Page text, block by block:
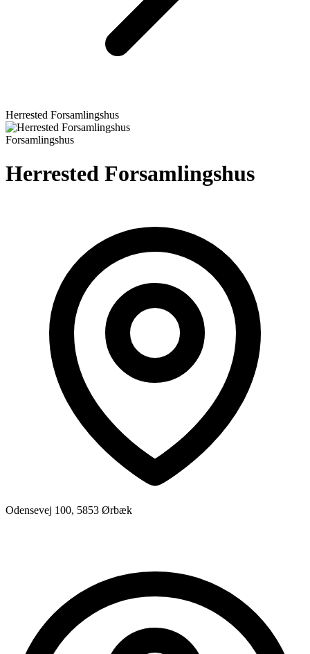
Herrested Forsamlingshus
Forsamlingshus
Herrested Forsamlingshus
Odensevej 100, 5853 Ørbæk